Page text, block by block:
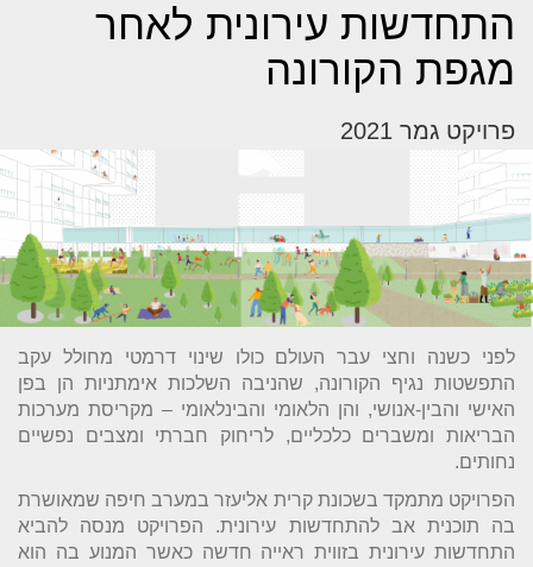
התחדשות עירונית לאחר
מגפת הקורונה
פרויקט גמר 2021
לפני כשנה וחצי עבר העולם כולו שינוי דרמטי מחולל עקב
התפשטות נגיף הקורונה, שהניבה השלכות אימתניות הן בפן
האישי והבין-אנושי, והן הלאומי והבינלאומי – מקריסת מערכות
הבריאות ומשברים כלכליים, לריחוק חברתי ומצבים נפשיים
נחותים.
הפרויקט מתמקד בשכונת קרית אליעזר במערב חיפה שמאושרת
בה תוכנית אב להתחדשות עירונית. הפרויקט מנסה להביא
התחדשות עירונית בזווית ראייה חדשה כאשר המנוע בה הוא